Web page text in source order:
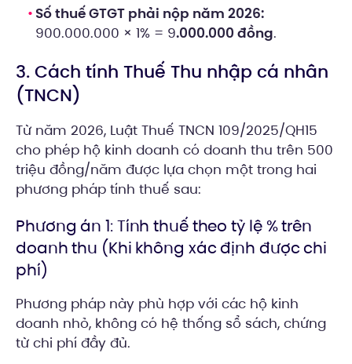
Số thuế GTGT phải nộp năm 2026:
900.000.000 × 1% = 9.000.000 đồng.
3. Cách tính Thuế Thu nhập cá nhân
(TNCN)
Từ năm 2026, Luật Thuế TNCN 109/2025/QH15
cho phép hộ kinh doanh có doanh thu trên 500
triệu đồng/năm được lựa chọn một trong hai
phương pháp tính thuế sau:
Phương án 1: Tính thuế theo tỷ lệ % trên
doanh thu (Khi không xác định được chi
phí)
Phương pháp này phù hợp với các hộ kinh
doanh nhỏ, không có hệ thống sổ sách, chứng
từ chi phí đầy đủ.